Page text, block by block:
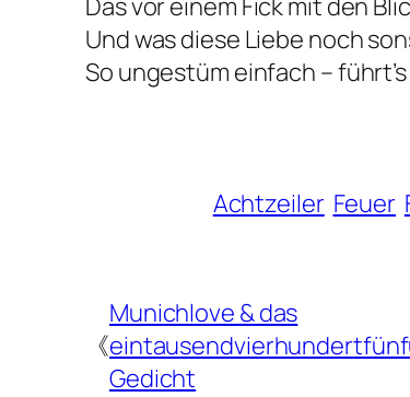
Das vor einem Fick mit den
Und was diese Liebe noch
So ungestüm einfach –
Achtzeiler Feuer
《
Munichlove & das
Gedicht